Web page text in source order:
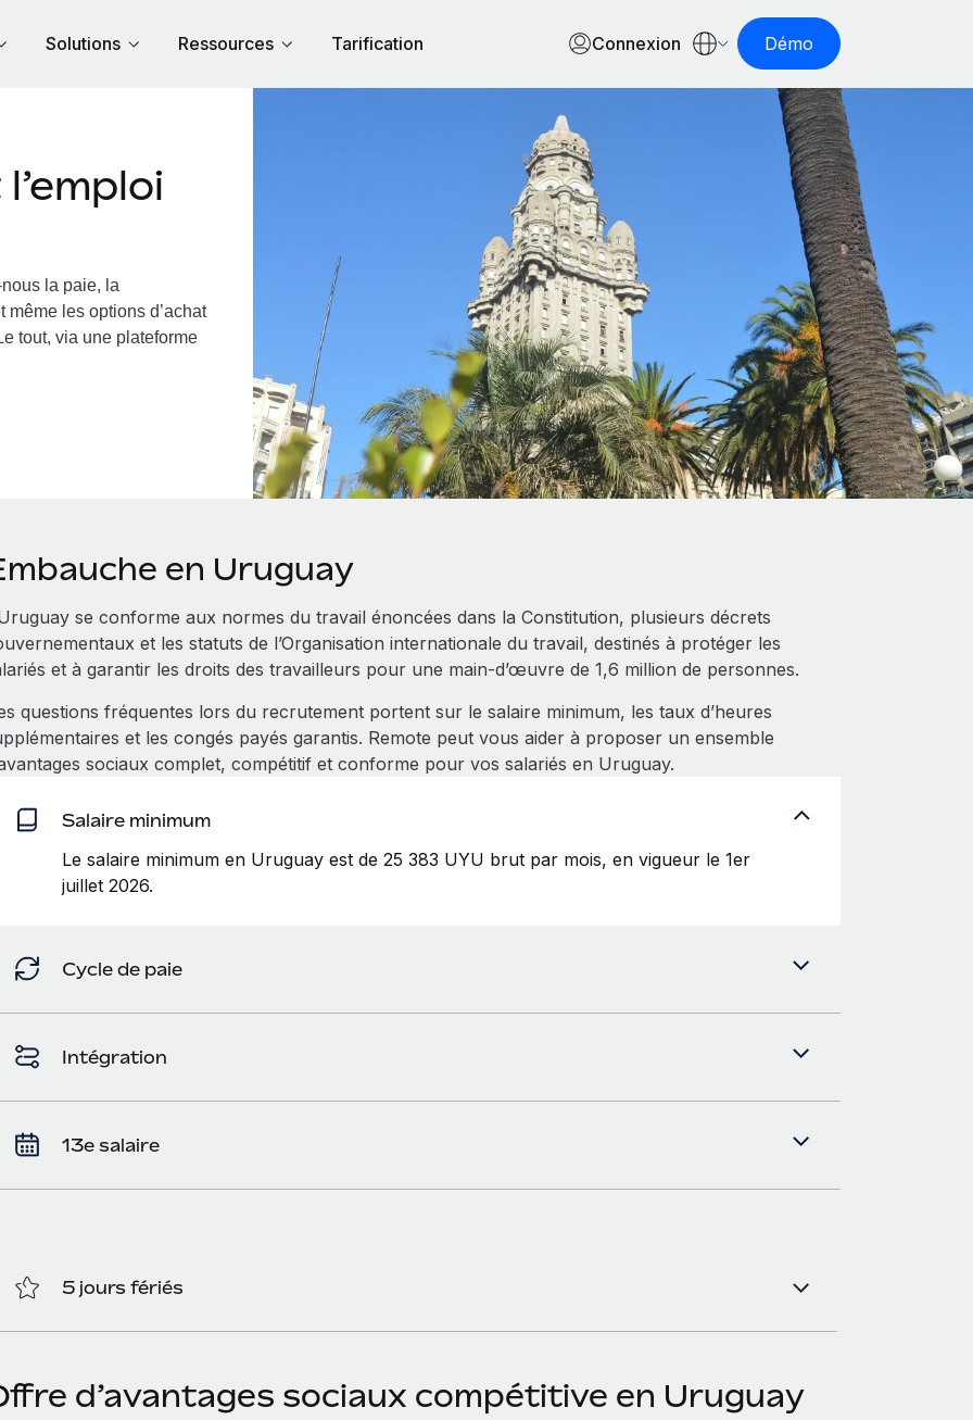
Solutions Ressources Tarification Connexion Démo
la paie, la
les options d’achat
tout, via une plateforme
en Uruguay
se conforme aux normes du travail énoncées dans la Constitution, plusieurs décrets
et les statuts de l’Organisation internationale du travail, destinés à protéger les
et à garantir les droits des travailleurs pour une main-d’œuvre de 1,6 million de personnes.
questions fréquentes lors du recrutement portent sur le salaire minimum, les taux d’heures
et les congés payés garantis. Remote peut vous aider à proposer un ensemble
sociaux complet, compétitif et conforme pour vos salariés en Uruguay.
Salaire minimum
Le salaire minimum en Uruguay est de 25 383 UYU brut par mois, en vigueur le 1er
juillet 2026.
Cycle de paie
Intégration
13e salaire
5 jours fériés
d’avantages sociaux compétitive en Uruguay